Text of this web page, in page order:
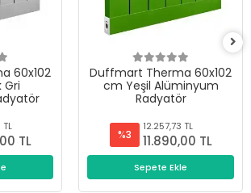
60x102
TL
TL
Duffmart Therma 60x102
cm Yeşil Alüminyum
Radyatör
%3
12.257,73 TL
11.890,00 TL
Sepete Ekle